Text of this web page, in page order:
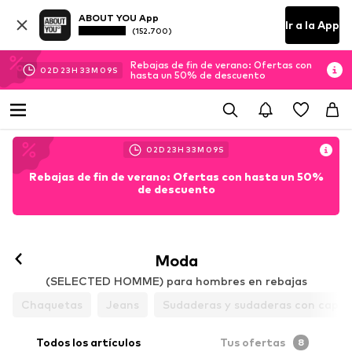
ABOUT YOU App
(152.700) Ir a la App
02D 23H 33M 08S
Rebajas de fin de verano: Ofertas con
hasta un 50% de descuento
02D 23H 33M 08S
Rebajas de fin de verano: Ofertas con hasta un 50%
de descuento
Moda
(SELECTED HOMME) para hombres en rebajas
Chaquetas
Jeans Sudaderas y sudaderas con
Todos los artículos Tus ofertas 8